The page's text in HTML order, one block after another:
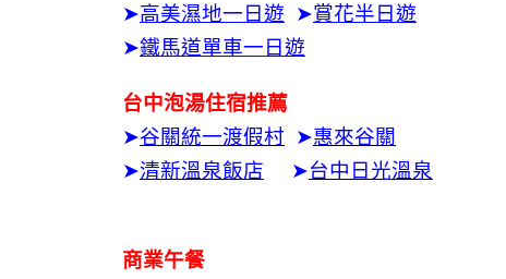
➤高美濕地一日遊 ➤賞花半日遊
➤鐵馬道單車一日遊
台中泡湯住宿推薦
➤谷關統一渡假村 ➤惠來谷關
➤清新溫泉飯店 ➤台中日光溫泉
商業午餐